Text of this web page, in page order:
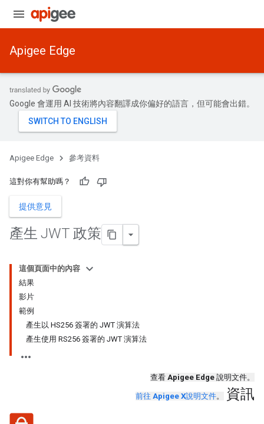
Apigee Edge
Google 會運用 AI 技術將內容翻譯成你偏好的語言，但可能會出錯。
Apigee Edge 參考資料
這對你有幫助嗎？
提供意見
產生 JWT 政策
這個頁面中的內容
結果
影片
範例
產生以 HS256 簽署的 JWT 演算法
產生使用 RS256 簽署的 JWT 演算法
查看 Apigee Edge 說明文件。
前往 Apigee X說明文件。 資訊